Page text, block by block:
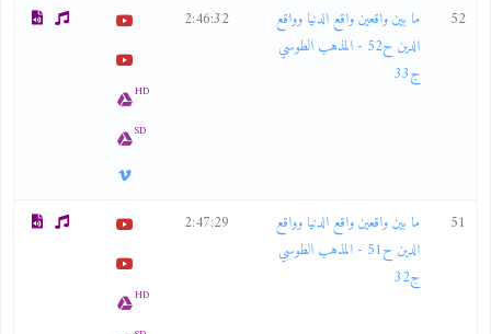
52
ما بين واقعين واقع الدنيا وواقع
الدين ح52 - المذهب الطوسي
ج33
2:46:32
HD
SD
51
ما بين واقعين واقع الدنيا وواقع
الدين ح51 - المذهب الطوسي
ج32
2:47:29
HD